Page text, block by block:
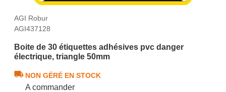
AGI Robur
AGI437128
Boite de 30 étiquettes adhésives pvc danger
électrique, triangle 50mm
NON GÉRÉ EN STOCK
A commander